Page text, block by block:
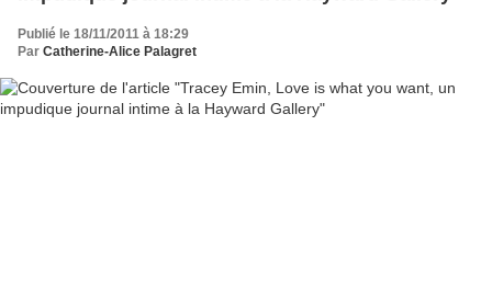
Publié le 18/11/2011 à 18:29
Par Catherine-Alice Palagret